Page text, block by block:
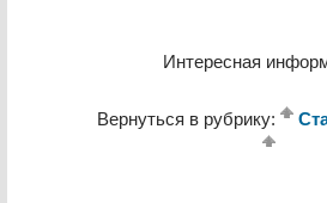
Интересная
Вернуться в рубрику: